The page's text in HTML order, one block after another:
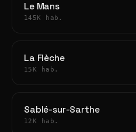
Le Mans
145K hab.
La Flèche
15K hab.
Sablé-sur-Sarthe
12K hab.